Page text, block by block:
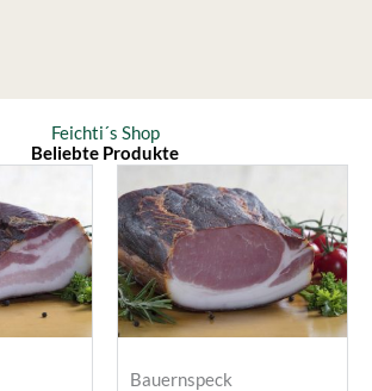
Feichti´s Shop
Beliebte Produkte
€ 8,10
bis
€ 23,10
Bauernspeck
€ 7,25
bis
€ 20,95